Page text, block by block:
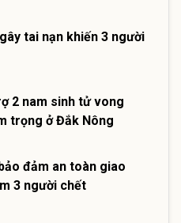
tai nạn khiến 3 người
2 nam sinh tử vong
trọng ở Đắk Nông
đảm an toàn giao
3 người chết